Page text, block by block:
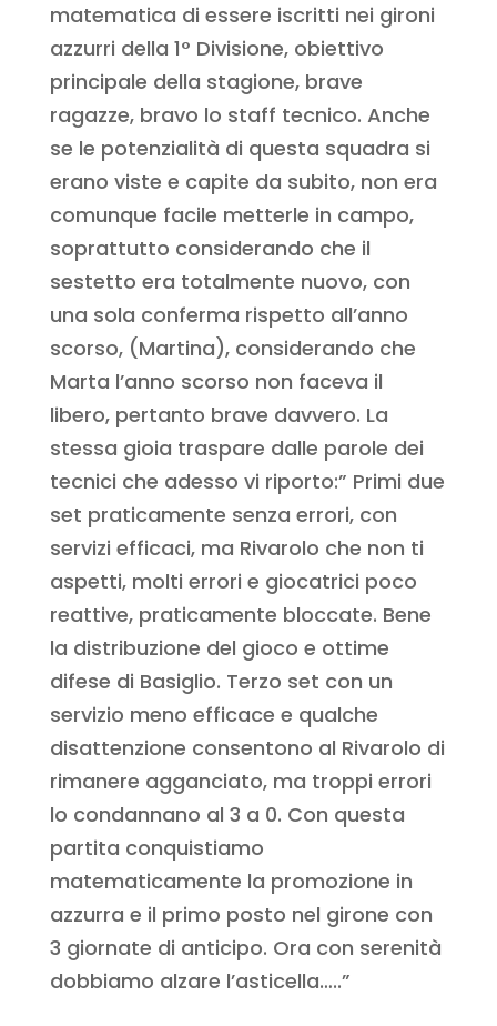
matematica di essere iscritti nei gironi
azzurri della 1° Divisione, obiettivo
principale della stagione, brave
ragazze, bravo lo staff tecnico. Anche
se le potenzialità di questa squadra si
erano viste e capite da subito, non era
comunque facile metterle in campo,
soprattutto considerando che il
sestetto era totalmente nuovo, con
una sola conferma rispetto all’anno
scorso, (Martina), considerando che
Marta l’anno scorso non faceva il
libero, pertanto brave davvero. La
stessa gioia traspare dalle parole dei
tecnici che adesso vi riporto:” Primi due
set praticamente senza errori, con
servizi efficaci, ma Rivarolo che non ti
aspetti, molti errori e giocatrici poco
reattive, praticamente bloccate. Bene
la distribuzione del gioco e ottime
difese di Basiglio. Terzo set con un
servizio meno efficace e qualche
disattenzione consentono al Rivarolo di
rimanere agganciato, ma troppi errori
lo condannano al 3 a 0. Con questa
partita conquistiamo
matematicamente la promozione in
azzurra e il primo posto nel girone con
3 giornate di anticipo. Ora con serenità
dobbiamo alzare l’asticella…..”